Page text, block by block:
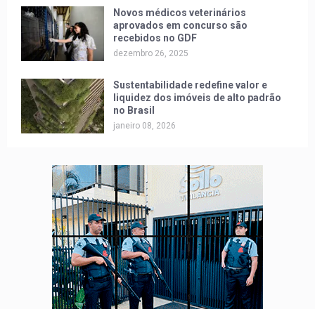
Novos médicos veterinários
aprovados em concurso são
recebidos no GDF
dezembro 26, 2025
Sustentabilidade redefine valor e
liquidez dos imóveis de alto padrão
no Brasil
janeiro 08, 2026